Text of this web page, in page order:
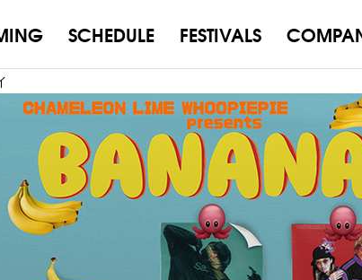
SCHEDULE FESTIVALS